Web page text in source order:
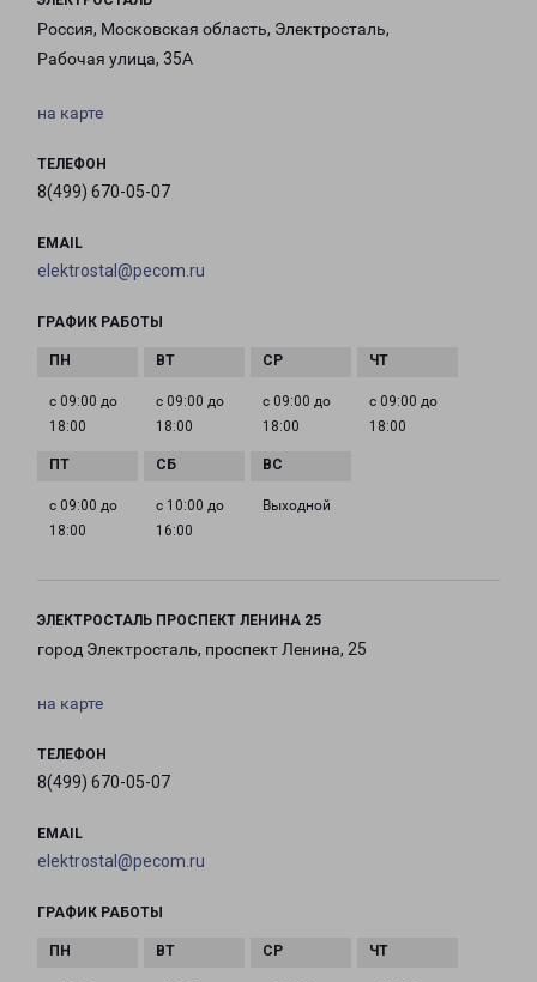
Россия, Московская область, Электросталь,
Рабочая улица, 35А
на карте
ТЕЛЕФОН
8(499) 670-05-07
EMAIL
elektrostal@pecom.ru
ГРАФИК РАБОТЫ
с 09:00 до
18:00
с 09:00 до
18:00
с 09:00 до
18:00
с 09:00 до
18:00
с 09:00 до
18:00
с 10:00 до
16:00
Выходной
ЭЛЕКТРОСТАЛЬ ПРОСПЕКТ ЛЕНИНА 25
город Электросталь, проспект Ленина, 25
на карте
ТЕЛЕФОН
8(499) 670-05-07
EMAIL
elektrostal@pecom.ru
ГРАФИК РАБОТЫ